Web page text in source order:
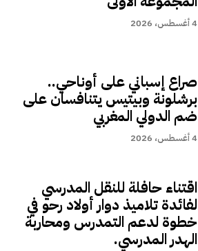
4 أغسطس، 2026
صراع إسباني على أوناحي..
برشلونة وبيتيس يتنافسان على
ضم الدولي المغربي
4 أغسطس، 2026
اقتناء حافلة للنقل المدرسي
لفائدة تلاميذ دوار أولاد رحو في
خطوة لدعم التمدرس ومحاربة
الهدر المدرسي.